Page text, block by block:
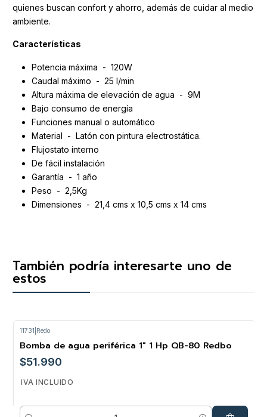
quienes buscan confort y ahorro, además de cuidar al medio
ambiente.
Características
Potencia máxima - 120W
Caudal máximo - 25 l/min
Altura máxima de elevación de agua - 9M
Bajo consumo de energía
Funciones manual o automático
Material - Latón con pintura electrostática.
Flujostato interno
De fácil instalación
Garantía - 1 año
Peso - 2,5Kg
Dimensiones - 21,4 cms x 10,5 cms x 14 cms
También podría interesarte uno de
estos
11731 Redo
Bomba de agua periférica 1" 1 Hp QB-80 Redbo
$51.990
IVA INCLUIDO